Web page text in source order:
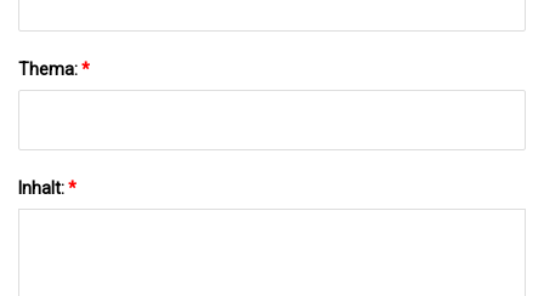
Thema:*
Inhalt:*